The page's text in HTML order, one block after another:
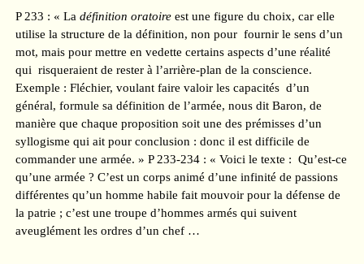
P 233 : « La définition oratoireest une figure du choix, car elle
utilise la structure de la définition, non pour fournir le sens d’un
mot, mais pour mettre en vedette certains aspects d’une réalité
qui risqueraient de rester à l’arrière-plan de la conscience.
Exemple : Fléchier, voulant faire valoir les capacités d’un
général, formule sa définition de l’armée, nous dit Baron, de
manière que chaque proposition soit une des prémisses d’un
syllogisme qui ait pour conclusion : donc il est difficile de
commander une armée. » P 233-234 : « Voici le texte : Qu’est-ce
qu’une armée ? C’est un corps animé d’une infinité de passions
différentes qu’un homme habile fait mouvoir pour la défense de
la patrie ; c’est une troupe d’hommes armés qui suivent
aveuglément les ordres d’un chef …